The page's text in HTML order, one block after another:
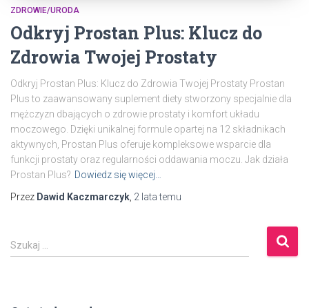
ZDROWIE/URODA
Odkryj Prostan Plus: Klucz do
Zdrowia Twojej Prostaty
Odkryj Prostan Plus: Klucz do Zdrowia Twojej Prostaty Prostan
Plus to zaawansowany suplement diety stworzony specjalnie dla
mężczyzn dbających o zdrowie prostaty i komfort układu
moczowego. Dzięki unikalnej formule opartej na 12 składnikach
aktywnych, Prostan Plus oferuje kompleksowe wsparcie dla
funkcji prostaty oraz regularności oddawania moczu. Jak działa
Prostan Plus? Dowiedz się więcej…
Przez Dawid Kaczmarczyk 2 latatemu
S
z
Szukaj …